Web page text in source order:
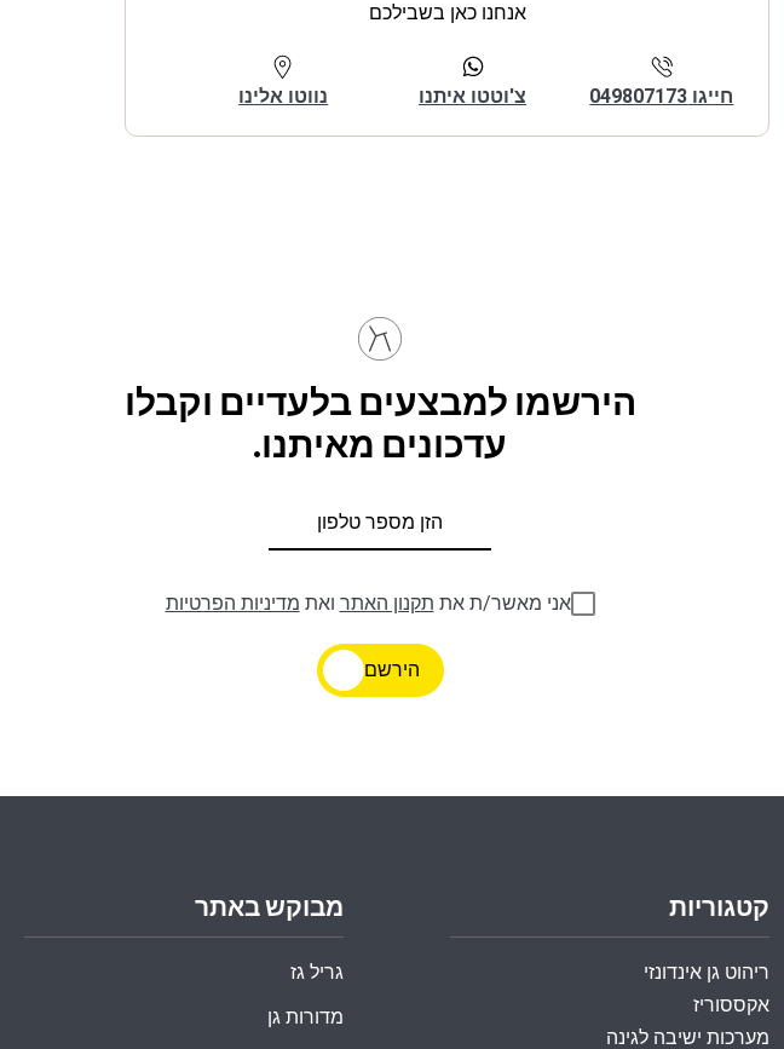
אנחנו כאן בשבילכם
חייגו 049807173 צ'וטטו איתנו נווטו אלינו
הירשמו למבצעים בלעדיים וקבלו
עדכונים מאיתנו.
אני מאשר/ת את תקנון האתר ואת מדיניות הפרטיות
הירשם
מבוקש באתר
גריל גז
מדורות גן
קטגוריות
ריהוט גן אינדונזי
אקססוריז
מערכות ישיבה לגינה